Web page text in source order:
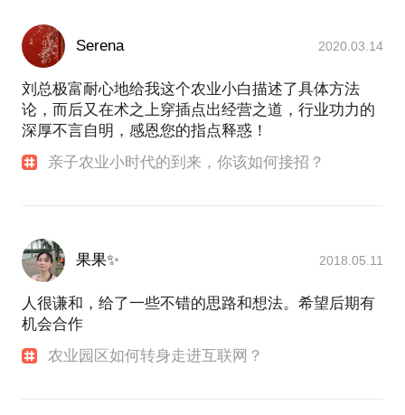
Serena 2020.03.14
刘总极富耐心地给我这个农业小白描述了具体方法
论，而后又在术之上穿插点出经营之道，行业功力的
深厚不言自明，感恩您的指点释惑！
亲子农业小时代的到来，你该如何接招？
果果✨ 2018.05.11
人很谦和，给了一些不错的思路和想法。希望后期有
机会合作
农业园区如何转身走进互联网？